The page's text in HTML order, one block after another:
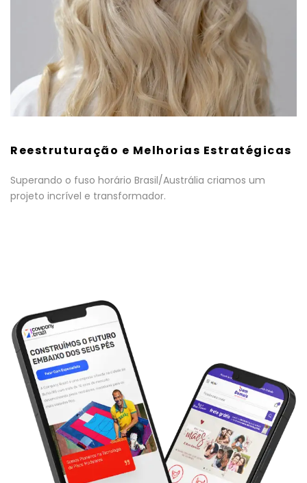
Reestruturação e Melhorias Estratégicas
Superando o fuso horário Brasil/Austrália criamos um
projeto incrível e transformador.